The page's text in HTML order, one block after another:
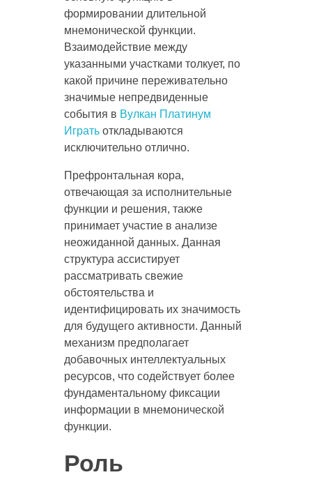
формировании длительной
мнемонической функции.
Взаимодействие между
указанными участками толкует, по
какой причине переживательно
значимые непредвиденные
события в Вулкан Платинум
Игратьоткладываются
исключительно отлично.
Префронтальная кора,
отвечающая за исполнительные
функции и решения, также
принимает участие в анализе
неожиданной данных. Данная
структура ассистирует
рассматривать свежие
обстоятельства и
идентифицировать их значимость
для будущего активности. Данный
механизм предполагает
добавочных интеллектуальных
ресурсов, что содействует более
фундаментальному фиксации
информации в мнемонической
функции.
Роль